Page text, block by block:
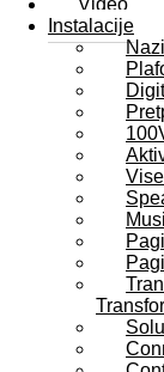
Video
Instalacije